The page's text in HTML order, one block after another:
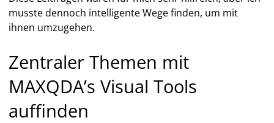
musste dennoch intelligente Wege finden, um mit
ihnen umzugehen.
Zentraler Themen mit
MAXQDA’s Visual Tools
auffinden